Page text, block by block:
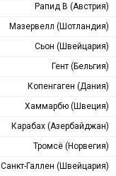
Рапид В (Австрия)
Мазервелл (Шотландия)
Сьон (Швейцария)
Гент (Бельгия)
Копенгаген (Дания)
Хаммарбю (Швеция)
Карабах (Азербайджан)
Тромсё (Норвегия)
Санкт-Галлен (Швейцария)